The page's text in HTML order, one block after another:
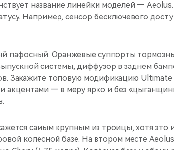
название линейки моделей —
Например, сенсор бесключевого
пафосный. Оранжевые суппорты
системы, диффузор в заднем
Закажите топовую модификацию
акцентами — в меру ярко и без
самым крупным из троицы, хотя это
колёсной базе. На втором месте